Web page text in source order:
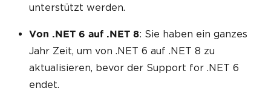
unterstützt werden.
Von .NET 6 auf .NET 8: Sie haben ein ganzes
Jahr Zeit, um von .NET 6 auf .NET 8 zu
aktualisieren, bevor der Support for .NET 6
endet.